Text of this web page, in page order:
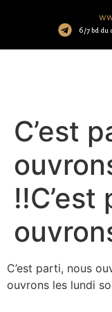
6/7 bd du
C’est
C’est parti, nous
ouvrons les lundi